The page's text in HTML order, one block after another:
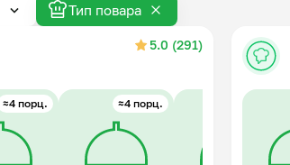
Тип повара
5.0 (291)
≈4 порц. ≈4 порц. ≈4 порц.